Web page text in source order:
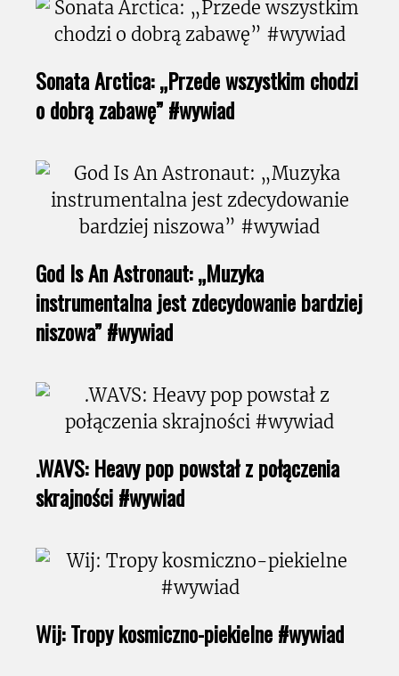
Sonata Arctica: „Przede wszystkim chodzi
o dobrą zabawę” #wywiad
God Is An Astronaut: „Muzyka
instrumentalna jest zdecydowanie bardziej
niszowa” #wywiad
.WAVS: Heavy pop powstał z połączenia
skrajności #wywiad
Wij: Tropy kosmiczno-piekielne #wywiad